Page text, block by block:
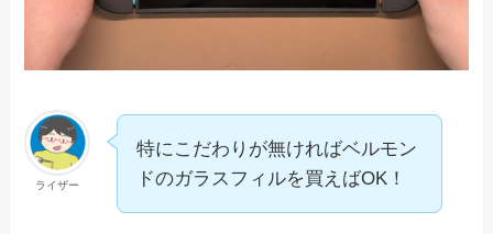
ライザー
特にこだわりが無ければベルモン
ドのガラスフィルを買えばOK！